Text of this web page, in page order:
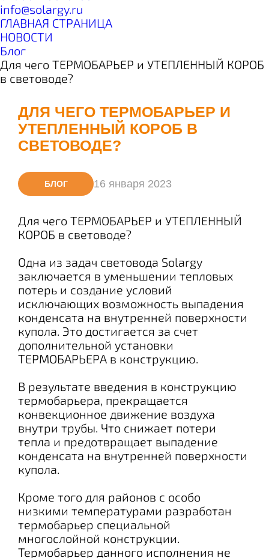
info@solargy.ru
ГЛАВНАЯ СТРАНИЦА
НОВОСТИ
Блог
Для чего ТЕРМОБАРЬЕР и УТЕПЛЕННЫЙ КОРОБ
в световоде?
ДЛЯ ЧЕГО ТЕРМОБАРЬЕР И
УТЕПЛЕННЫЙ КОРОБ В
СВЕТОВОДЕ?
БЛОГ 16 января 2023
Для чего ТЕРМОБАРЬЕР и УТЕПЛЕННЫЙ
КОРОБ в световоде?
Одна из задач световода Solargy
заключается в уменьшении тепловых
потерь и создание условий
исключающих возможность выпадения
конденсата на внутренней поверхности
купола. Это достигается за счет
дополнительной установки
ТЕРМОБАРЬЕРА в конструкцию.
В результате введения в конструкцию
термобарьера, прекращается
конвекционное движение воздуха
внутри трубы. Что снижает потери
тепла и предотвращает выпадение
конденсата на внутренней поверхности
купола.
Кроме того для районов с особо
низкими температурами разработан
термобарьер специальной
многослойной конструкции.
Термобарьер данного исполнения не